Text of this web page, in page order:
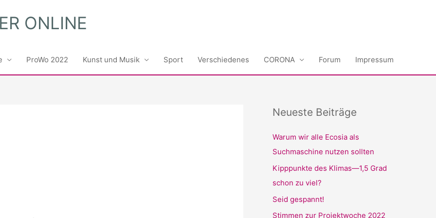
ONLINE
ProWo 2022 Kunst und Musik Sport Verschiedenes CORONA Forum Impressum
Neueste Beiträge
Warum wir alle Ecosia als
Suchmaschine nutzen sollten
Kipppunkte des Klimas—1,5 Grad
schon zu viel?
Seid gespannt!
Stimmen zur Projektwoche 2022